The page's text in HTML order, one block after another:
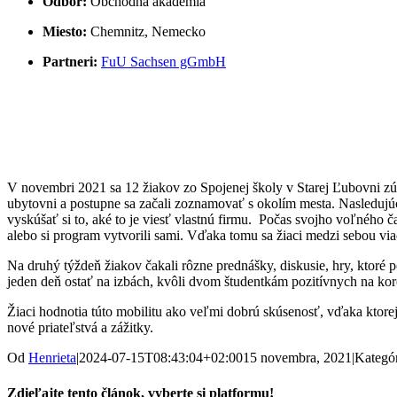
Miesto: Chemnitz, Nemecko
Partneri: FuU Sachsen gGmbH
V novembri 2021 sa 12 žiakov zo Spojenej školy v Starej Ľubovni
ubytovni a postupne sa začali zoznamovať s okolím mesta.
vyskúšať si to, aké to je viesť vlastnú firmu. Počas svojho voľného
alebo si program vytvorili sami. Vďaka tomu sa žiaci medzi sebou
Na druhý týždeň žiakov čakali rôzne prednášky, diskusie, hry,
jeden deň ostať na izbách, kvôli dvom študentkám pozitívnych na
Žiaci hodnotia túto mobilitu ako veľmi dobrú skúsenosť, vďaka
nové priateľstvá a zážitky.
Od Henrieta|2024-07-15T08:43:04+02:0015 novembra, 2021 |
Zdieľajte tento článok, vyberte si platformu!